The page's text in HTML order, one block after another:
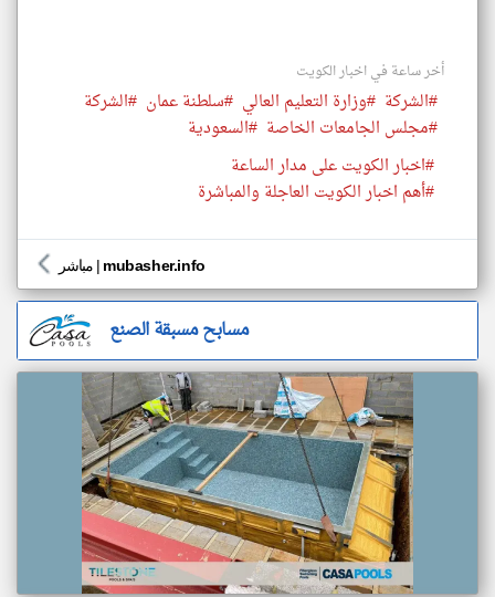
أخر ساعة في اخبار الكويت
#الشركة #وزارة التعليم العالي #سلطنة عمان #الشركة
#مجلس الجامعات الخاصة #السعودية
#اخبار الكويت على مدار الساعة
#أهم اخبار الكويت العاجلة والمباشرة
مباشر | mubasher.info
مسابح مسبقة الصنع